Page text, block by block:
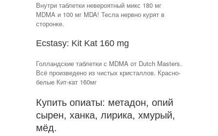
Внутри таблетки невероятный микс 180 мг
MDMA и 100 мг MDA! Тесла нервно курят в
сторонке.
Ecstasy: Kit Kat 160 mg
Голландские таблетки с MDMA от Dutch Masters.
Всё произведено из чистых кристаллов. Красно-
белые Кит-кат 160мг
Купить опиаты: метадон, опий
сырен, ханка, лирика, хмурый,
мёд.